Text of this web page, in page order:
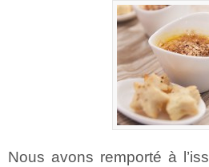
Nous avons remporté à